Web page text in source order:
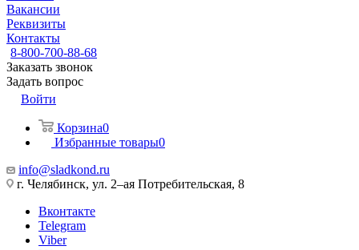
Вакансии
Реквизиты
Контакты
8-800-700-88-68
Заказать звонок
Задать вопрос
Войти
Корзина0
Избранные товары0
info@sladkond.ru
г. Челябинск, ул. 2–ая Потребительская, 8
Вконтакте
Telegram
Viber